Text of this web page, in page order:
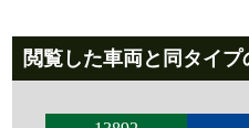
閲覧した車両と同タイプ